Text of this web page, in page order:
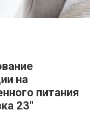
на
питания
23"